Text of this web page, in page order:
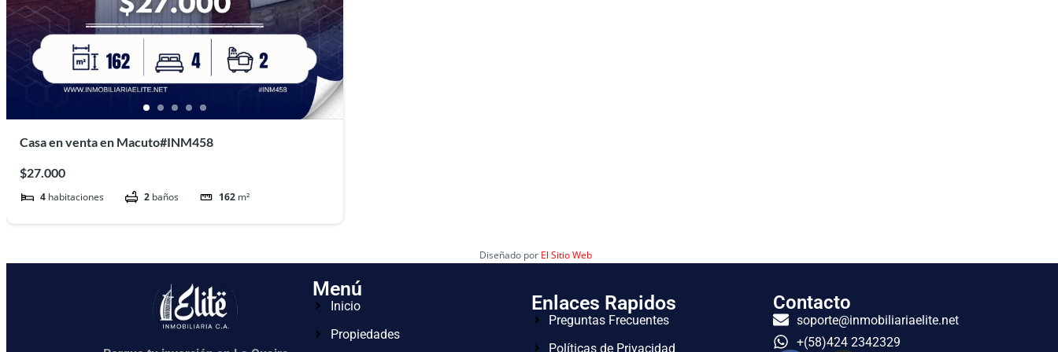
Casa en venta en Macuto#INM458
$27.000
4 habitaciones 2 baños 162 m²
Diseñado por El Sitio Web
Menú
Inicio
Propiedades
Enlaces Rapidos
Preguntas Frecuentes
Políticas de Privacidad
Contacto
soporte@inmobiliariaelite.net
+(58)424 2342329